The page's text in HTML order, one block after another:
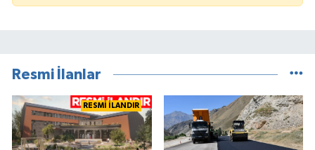
Resmi İlanlar
RESMİ İLANDIR